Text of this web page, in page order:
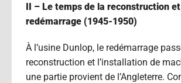
II – Le temps de la reconstruction
redémarrage (1945-1950)
À l’usine Dunlop, le redémarrage
reconstruction et l’installation de
une partie provient de l’Angleterre.